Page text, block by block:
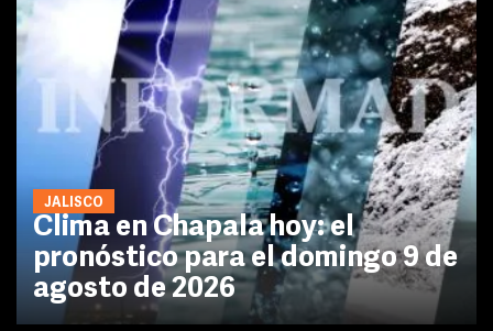
JALISCO
Clima en Chapala hoy: el
pronóstico para el domingo 9 de
agosto de 2026